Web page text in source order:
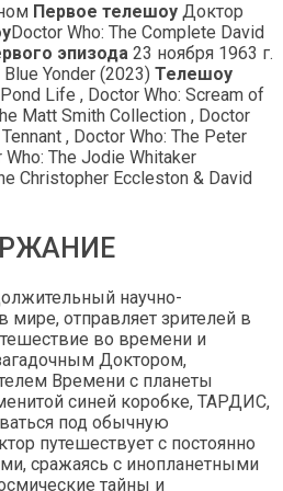
Первое телешоу Доктор
Doctor Who: The Complete David
эпизода 23 ноября 1963 г.
Yonder (2023) Телешоу
Life , Doctor Who: Scream of
Matt Smith Collection , Doctor
, Doctor Who: The Peter
The Jodie Whitaker
Christopher Eccleston & David
научно-
мире, отправляет зрителей в
во времени и
Доктором,
Времени с планеты
синей коробке, ТАРДИС,
под обычную
путешествует с постоянно
сражаясь с инопланетными
тайны и